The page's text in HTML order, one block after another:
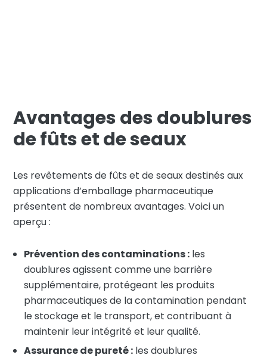
Avantages des doublures
de fûts et de seaux
Les revêtements de fûts et de seaux destinés aux
applications d’emballage pharmaceutique
présentent de nombreux avantages. Voici un
aperçu :
Prévention des contaminations : les
doublures agissent comme une barrière
supplémentaire, protégeant les produits
pharmaceutiques de la contamination pendant
le stockage et le transport, et contribuant à
maintenir leur intégrité et leur qualité.
Assurance de pureté : les doublures